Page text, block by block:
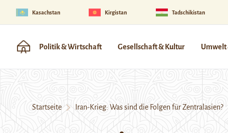
Kasachstan Kirgistan Tadschikistan
Politik & Wirtschaft Gesellschaft & Kultur Umwelt
Startseite Iran-Krieg: Was sind die Folgen für Zentralasien?